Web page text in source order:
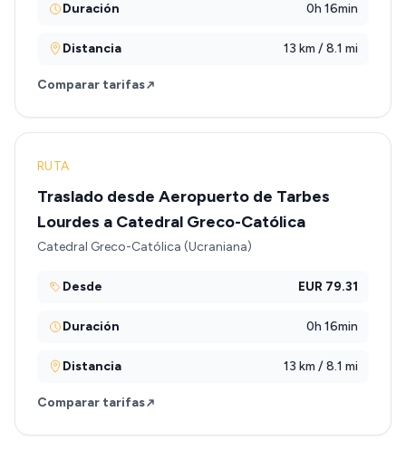
Duración 0h 16min
Distancia 13 km / 8.1 mi
Comparar tarifas
RUTA
Traslado desde Aeropuerto de Tarbes
Lourdes a Catedral Greco-Católica
Catedral Greco-Católica (Ucraniana)
Desde EUR 79.31
Duración 0h 16min
Distancia 13 km / 8.1 mi
Comparar tarifas